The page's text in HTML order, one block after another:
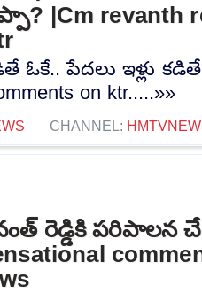
|Cm revanth
పేదలు ఇళ్లు కడితే
on ktr.....»»
CHANNEL:
రెడ్డికి పరిపాలన